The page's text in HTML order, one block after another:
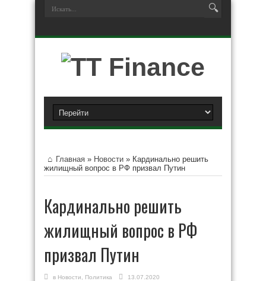
Главная » Новости » Кардинально решить
жилищный вопрос в РФ призвал Путин
Кардинально решить
жилищный вопрос в РФ
призвал Путин
в Новости Политика 13.07.2020